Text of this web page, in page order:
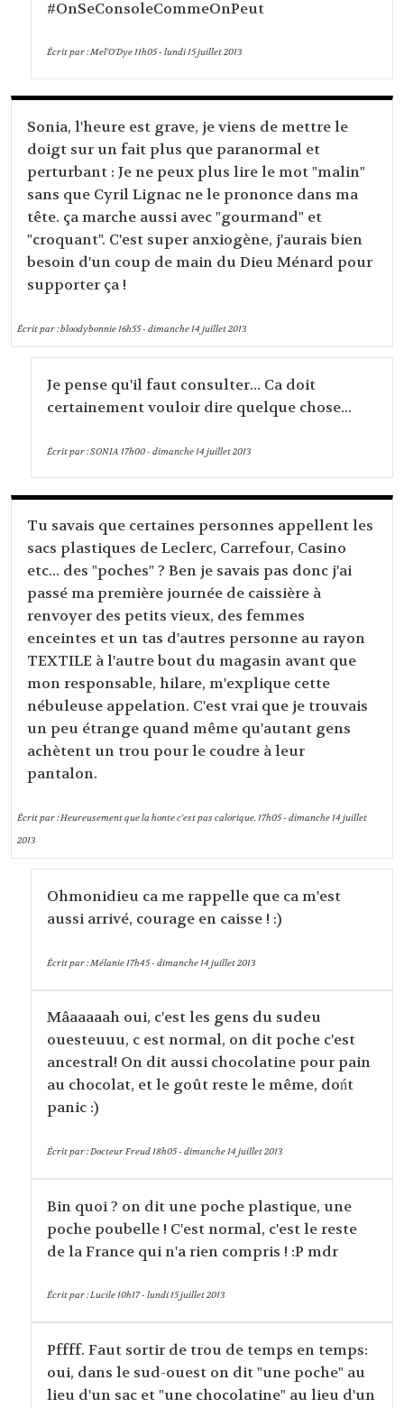
#OnSeConsoleCommeOnPeut
Écrit par :Mel'O'Dye11h05- lundi 15juillet 2013
Sonia, l'heure est grave, je viens de mettre le
doigt sur un fait plus que paranormal et
perturbant : Je ne peux plus lire le mot "malin"
sans que Cyril Lignac ne le prononce dans ma
tête. ça marche aussi avec "gourmand" et
"croquant". C'est super anxiogène, j'aurais bien
besoin d'un coup de main du Dieu Ménard pour
supporter ça !
Écrit par :bloodybonnie16h55-dimanche 14juillet 2013
Je pense qu'il faut consulter... Ca doit
certainement vouloir dire quelque chose...
Écrit par :SONIA 17h00- dimanche 14juillet 2013
Tu savais que certaines personnes appellent les
sacs plastiques de Leclerc, Carrefour, Casino
etc... des "poches" ? Ben je savais pas donc j'ai
passé ma première journée de caissière à
renvoyer des petits vieux, des femmes
enceintes et un tas d'autres personne au rayon
TEXTILE à l'autre bout du magasin avant que
mon responsable, hilare, m'explique cette
nébuleuse appelation. C'est vrai que je trouvais
un peu étrange quand même qu'autant gens
achètent un trou pour le coudre à leur
pantalon.
Écrit par :Heureusement que la honte c'est pas calorique.17h05-dimanche 14juillet
2013
Ohmonidieu ca me rappelle que ca m'est
aussi arrivé, courage en caisse ! :)
Écrit par :Mélanie17h45- dimanche 14juillet 2013
Mâaaaaah oui, c'est les gens du sudeu
ouesteuuu, c est normal, on dit poche c'est
ancestral! On dit aussi chocolatine pour pain
au chocolat, et le goût reste le même, dońt
panic :)
Écrit par :Docteur Freud18h05- dimanche 14juillet 2013
Bin quoi ? on dit une poche plastique, une
poche poubelle ! C'est normal, c'est le reste
de la France qui n'a rien compris ! :P mdr
Écrit par :Lucile10h17- lundi 15juillet 2013
Pffff. Faut sortir de trou de temps en temps:
oui, dans le sud-ouest on dit "une poche" au
lieu d'un sac et "une chocolatine" au lieu d'un